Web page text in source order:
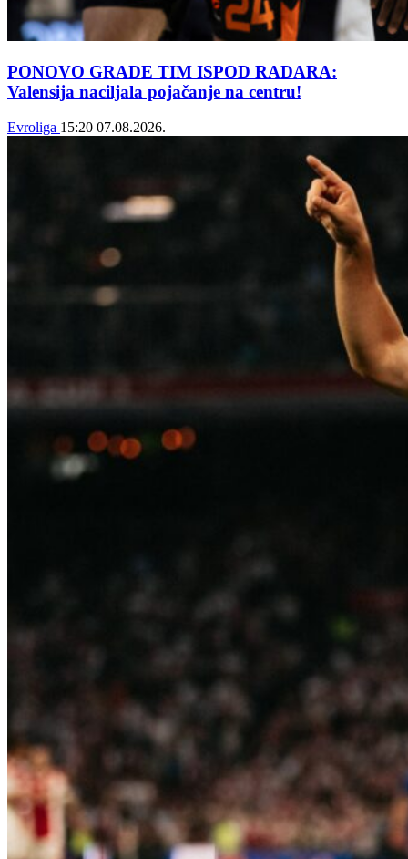
PONOVO GRADE TIM ISPOD RADARA:
Valensija naciljala pojačanje na centru!
Evroliga 15:20 07.08.2026.